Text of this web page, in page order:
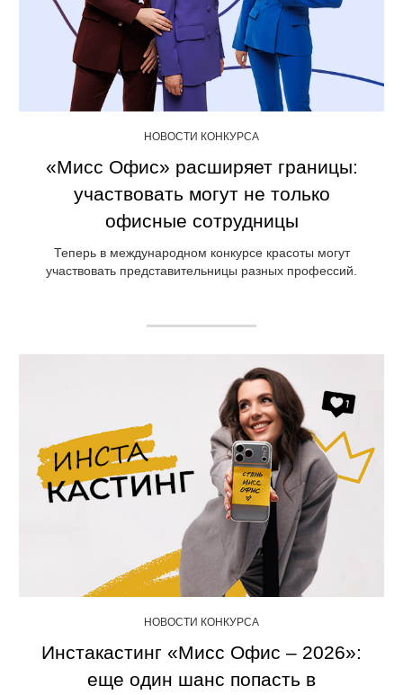
НОВОСТИ КОНКУРСА
«Мисс Офис» расширяет границы:
участвовать могут не только
офисные сотрудницы
Теперь в международном конкурсе красоты могут
участвовать представительницы разных профессий.
НОВОСТИ КОНКУРСА
Инстакастинг «Мисс Офис – 2026»:
еще один шанс попасть в